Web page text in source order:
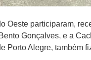
Oeste participaram,
Gonçalves, e a
Alegre, também